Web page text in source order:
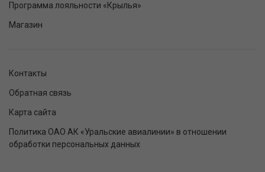
Программа лояльности «Крылья»
Магазин
Контакты
Обратная связь
Карта сайта
Политика ОАО АК «Уральские авиалинии» в отношении
обработки персональных данных